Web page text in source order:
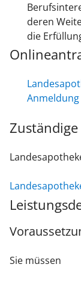
deren
die
Sie müssen